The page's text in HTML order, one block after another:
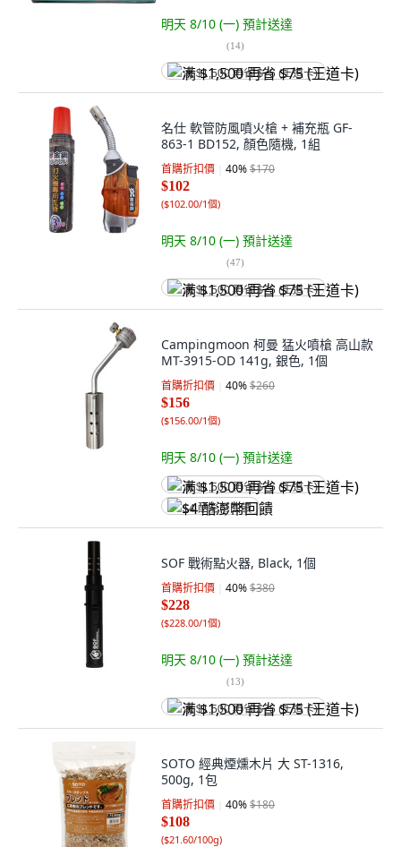
明天 8/10 (一) 預計送達
(14)
满 $1,500 再省 $75 (王道卡)
名仕 軟管防風噴火槍 + 補充瓶 GF-
863-1 BD152, 顏色隨機, 1組
首購折扣價 40%$170
$102
($102.00/1個)
明天 8/10 (一) 預計送達
(47)
满 $1,500 再省 $75 (王道卡)
Campingmoon 柯曼 猛火噴槍 高山款
MT-3915-OD 141g, 銀色, 1個
首購折扣價 40%$260
$156
($156.00/1個)
明天 8/10 (一) 預計送達
满 $1,500 再省 $75 (王道卡)
$4 酷澎幣回饋
SOF 戰術點火器, Black, 1個
首購折扣價 40%$380
$228
($228.00/1個)
明天 8/10 (一) 預計送達
(13)
满 $1,500 再省 $75 (王道卡)
SOTO 經典煙燻木片 大 ST-1316,
500g, 1包
首購折扣價 40%$180
$108
($21.60/100g)